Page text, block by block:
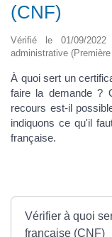
(CNF)
Vérifié le 01/09/
administrative
À quoi sert un
faire la demande ?
recours est-il
indiquons ce qu'il
française.
Vérifier à quoi
française (CNF)